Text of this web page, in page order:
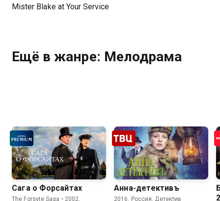
Mister Blake at Your Service
Ещё в жанре: Мелодрама
Сага о Форсайтах
The Forsyte Saga • 2002,
Анна-детективъ
2016, Россия, Детектив